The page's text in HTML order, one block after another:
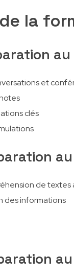
la
et
clés
de textes
des informations